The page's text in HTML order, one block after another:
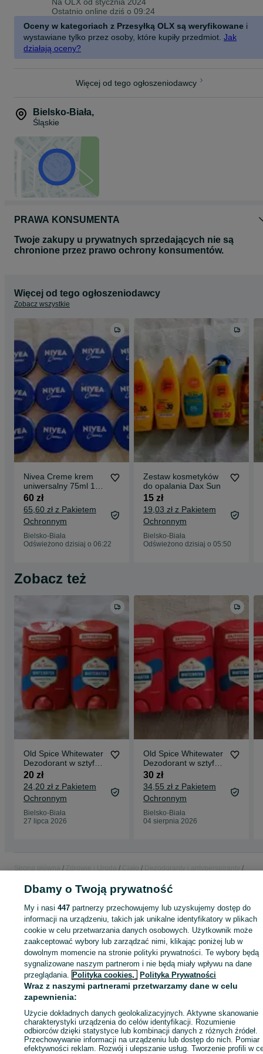
Ostatnio online dziś o 09:24
Oceny w kategoriach z Przesyłką OLX są weryfikowane i
wystawiane tylko przez osoby, które kupiły przedmiot. Jak
działają oceny?
Więcej od tego ogłoszeniodawcy
Bielsko-Biała,
Śląskie
PRAWA KONSUMENTA
Twoje zakupy u prywatnych sprzedających nie są
chronione przez prawo ochrony konsumentów.
Więcej od tego ogłoszeniodawcy
Zobacz wszystkie
Nivea Creme krem
uniwersalny 75ml 12
szt.
60 zł
65,60 zł z Pakietem
Ochronnym
Bielsko-Biała
Odświeżono dzisiaj o 06:22
Zestaw kosmetyków
do opalania Dax Sun
15 zł
19,03 zł z Pakietem
Ochronnym
Bielsko-Biała
Odświeżono dzisiaj o 05:50
Zobacz też
Old Spice Whitewater
Dezodorant w sztyfcie
dla mężczyzn 50 ml.
2 szt.
20 zł
24,20 zł z Pakietem
Ochronnym
Bielsko-Biała
27 lipca 2026
Old Spice Whitewater
Dezodorant w sztyfcie
dla mężczyzn 50ml. 3
szt.
30 zł
34,55 zł z Pakietem
Ochronnym
Bielsko-Biała
04 sierpnia 2026
Strona główna Zdrowie i Uroda Ciało
Dezodoranty i antyperspiranty
Bielsko-Biała
KATEGORIA
ID:1077914754 Wyświetlenia:
Kup
Dbamy o Twoją prywatność
My i nasi447 partnerzy przechowujemy lub uzyskujemy dostęp do
informacji na urządzeniu, takich jak unikalne identyfikatory w plikach
cookie w celu przetwarzania danych osobowych. Użytkownik może
zaakceptować wybory lub zarządzać nimi, klikając poniżej lub w
dowolnym momencie na stronie polityki prywatności. Te wybory będą
sygnalizowane naszym partnerom i nie będą miały wpływu na dane
przeglądania. Polityka cookies, Polityka Prywatności
Wraz z naszymi partnerami przetwarzamy dane w celu
zapewnienia:
Użycie dokładnych danych geolokalizacyjnych. Aktywne skanowanie
charakterystyki urządzenia do celów identyfikacji. Rozumienie
odbiorców dzięki statystyce lub kombinacji danych z różnych źródeł.
Przechowywanie informacji na urządzeniu lub dostęp do nich. Pomiar
efektywności reklam. Rozwój i ulepszanie usług. Tworzenie profili w